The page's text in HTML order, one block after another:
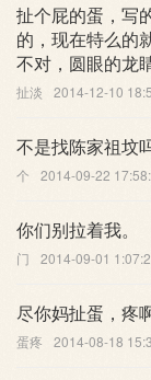
扯个屁的蛋，写
的，现在特么的
不对，圆眼的龙
扯淡 2014-12-10
不是找陈家祖坟
个 2014-09-22
你们别拉着我。
门 2014-09-01
尽你妈扯蛋，疼
蛋疼 2014-08-18